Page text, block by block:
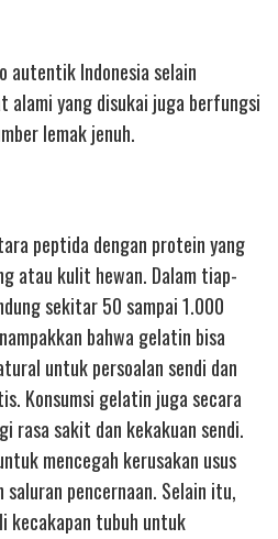
autentik Indonesia selain
alami yang disukai juga berfungsi
lemak jenuh.
peptida dengan protein yang
atau kulit hewan. Dalam tiap-
sekitar 50 sampai 1.000
bahwa gelatin bisa
untuk persoalan sendi dan
Konsumsi gelatin juga secara
rasa sakit dan kekakuan sendi.
mencegah kerusakan usus
pencernaan. Selain itu,
kecakapan tubuh untuk